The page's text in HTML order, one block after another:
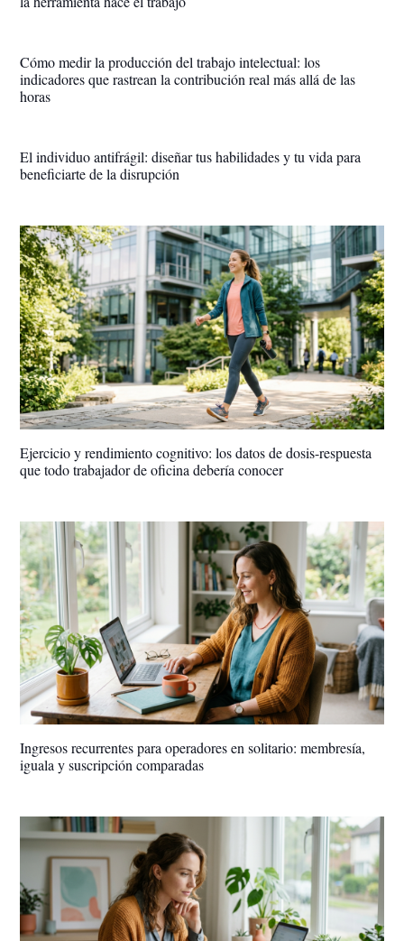
Cómo medir la producción del trabajo intelectual: los
indicadores que rastrean la contribución real más allá de las
horas
El individuo antifrágil: diseñar tus habilidades y tu vida para
beneficiarte de la disrupción
Ejercicio y rendimiento cognitivo: los datos de dosis-respuesta
que todo trabajador de oficina debería conocer
Ingresos recurrentes para operadores en solitario: membresía,
iguala y suscripción comparadas